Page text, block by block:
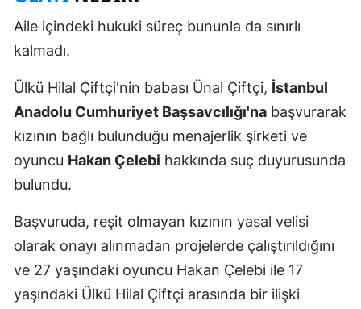
Aile içindeki hukuki süreç bununla da sınırlı
kalmadı.
Ülkü Hilal Çiftçi'nin babası Ünal Çiftçi, İstanbul
Anadolu Cumhuriyet Başsavcılığı'na başvurarak
kızının bağlı bulunduğu menajerlik şirketi ve
oyuncu Hakan Çelebi hakkında suç duyurusunda
bulundu.
Başvuruda, reşit olmayan kızının yasal velisi
olarak onayı alınmadan projelerde çalıştırıldığını
ve 27 yaşındaki oyuncu Hakan Çelebi ile 17
yaşındaki Ülkü Hilal Çiftçi arasında bir ilişki